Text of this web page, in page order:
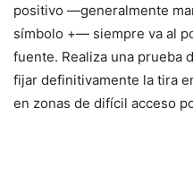
positivo —generalmente
símbolo +— siempre va al
fuente. Realiza una prueba
fijar definitivamente la tira
en zonas de difícil acceso